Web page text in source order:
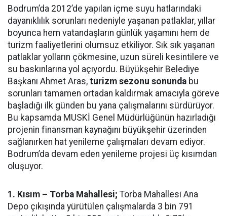
Bodrum’da 2012’de yapılan içme suyu hatlarındaki
dayanıklılık sorunları nedeniyle yaşanan patlaklar, yıllar
boyunca hem vatandaşların günlük yaşamını hem de
turizm faaliyetlerini olumsuz etkiliyor. Sık sık yaşanan
patlaklar yolların çökmesine, uzun süreli kesintilere ve
su baskınlarına yol açıyordu. Büyükşehir Belediye
Başkanı Ahmet Aras, turizm sezonu sonunda bu
sorunları tamamen ortadan kaldırmak amacıyla göreve
başladığı ilk günden bu yana çalışmalarını sürdürüyor.
Bu kapsamda MUSKİ Genel Müdürlüğünün hazırladığı
projenin finansman kaynağını büyükşehir üzerinden
sağlanırken hat yenileme çalışmaları devam ediyor.
Bodrum’da devam eden yenileme projesi üç kısımdan
oluşuyor.
1. Kısım – Torba Mahallesi; Torba Mahallesi Ana
Depo çıkışında yürütülen çalışmalarda 3 bin 791